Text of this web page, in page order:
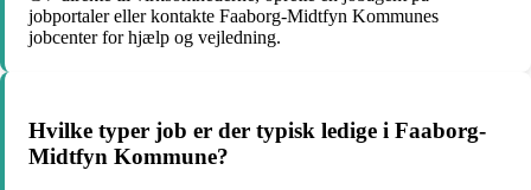
jobportaler eller kontakte Faaborg-Midtfyn Kommunes
jobcenter for hjælp og vejledning.
Hvilke typer job er der typisk ledige i Faaborg-
Midtfyn Kommune?